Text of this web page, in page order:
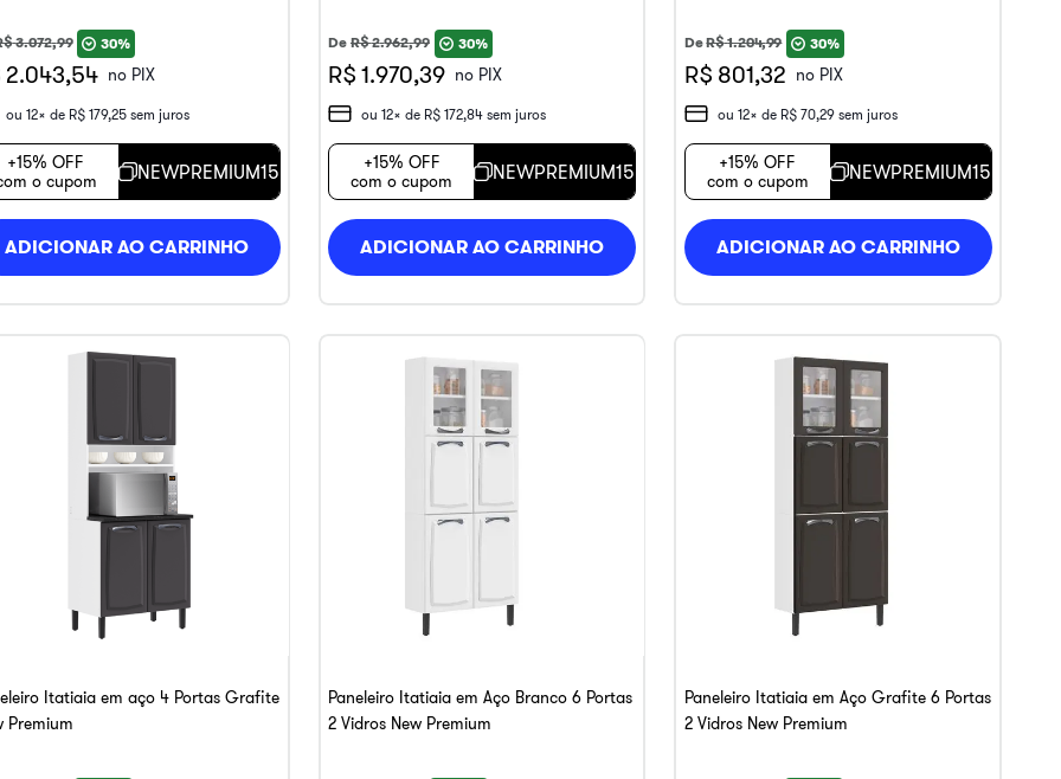
3.072,99 30%
2.043,54 no PIX
ou 12x de R$ 179,25sem juros
+15% OFF
o cupom
NEWPREMIUM15
ADICIONAR AO CARRINHO
De R$2.962,99 30%
R$ 1.970,39 no PIX
ou12x de R$ 172,84 sem juros
+15% OFF
com o cupom
NEWPREMIUM15
ADICIONAR AO CARRINHO
DeR$1.204,99 30%
R$ 801,32 no PIX
ou 12x de R$ 70,29sem juros
+15% OFF
com o cupom
NEWPREMIUM15
ADICIONAR AO CARRINHO
Itatiaia em aço 4 Portas Grafite
Premium
Paneleiro Itatiaia em Aço Branco 6 Portas
2 Vidros New Premium
Paneleiro Itatiaia em Aço Grafite 6 Portas
2 Vidros New Premium